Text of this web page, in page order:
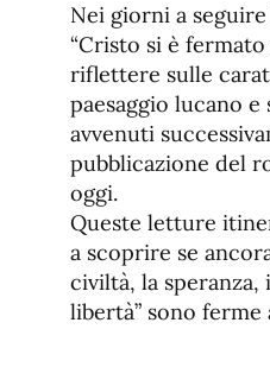
Nei giorni a
“Cristo si è fermato
riflettere sulle
paesaggio lucano
avvenuti
pubblicazione del
oggi.
Queste letture
a scoprire se
civiltà, la speranza,
libertà” sono ferme